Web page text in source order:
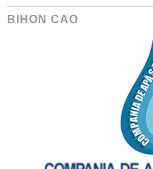
BIHON CAO